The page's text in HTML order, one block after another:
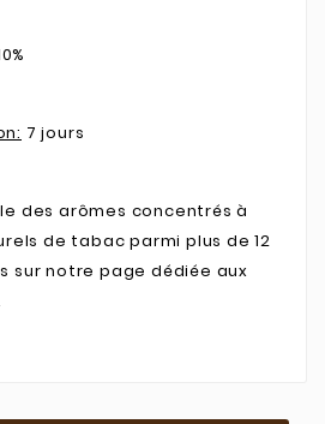
7 jours
des arômes concentrés à
de tabac parmi plus de 12
sur notre page dédiée aux